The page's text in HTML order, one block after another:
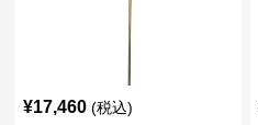
¥17,460 (税込)